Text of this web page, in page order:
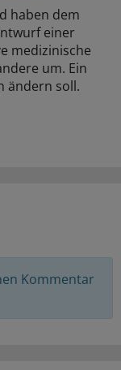
haben dem
einer
medizinische
um. Ein
ändern soll.
Kommentar